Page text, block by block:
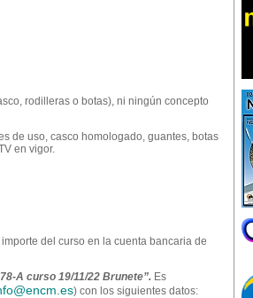
rodilleras o botas), ni ningún concepto
de uso, casco homologado, guantes, botas
en vigor.
del curso en la cuenta bancaria de
A curso 19/11/22 Brunete”. Es
cm.es) con los siguientes datos: